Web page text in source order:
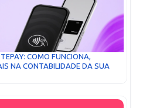
COMO FUNCIONA,
NA CONTABILIDADE DA SUA